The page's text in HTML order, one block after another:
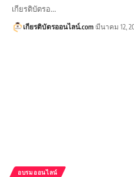
เกียรติบัตรอ…
เกียรติบัตรออนไลน์.com มีนาคม 12,
อบรมออนไลน์